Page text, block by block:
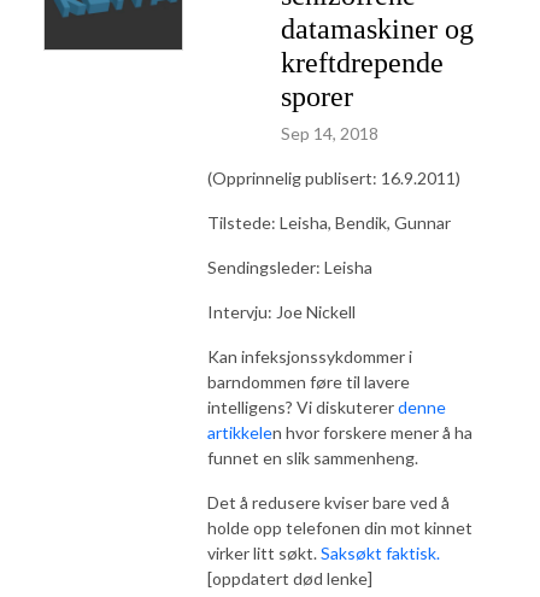
datamaskiner og
kreftdrepende
sporer
Sep 14, 2018
(Opprinnelig publisert: 16.9.2011)
Tilstede: Leisha, Bendik, Gunnar
Sendingsleder: Leisha
Intervju: Joe Nickell
Kan infeksjonssykdommer i
barndommen føre til lavere
intelligens? Vi diskutererdenne
artikkelen hvor forskere mener å ha
funnet en slik sammenheng.
Det å redusere kviser bare ved å
holde opp telefonen din mot kinnet
virker litt søkt.Saksøkt faktisk.
[oppdatert død lenke]